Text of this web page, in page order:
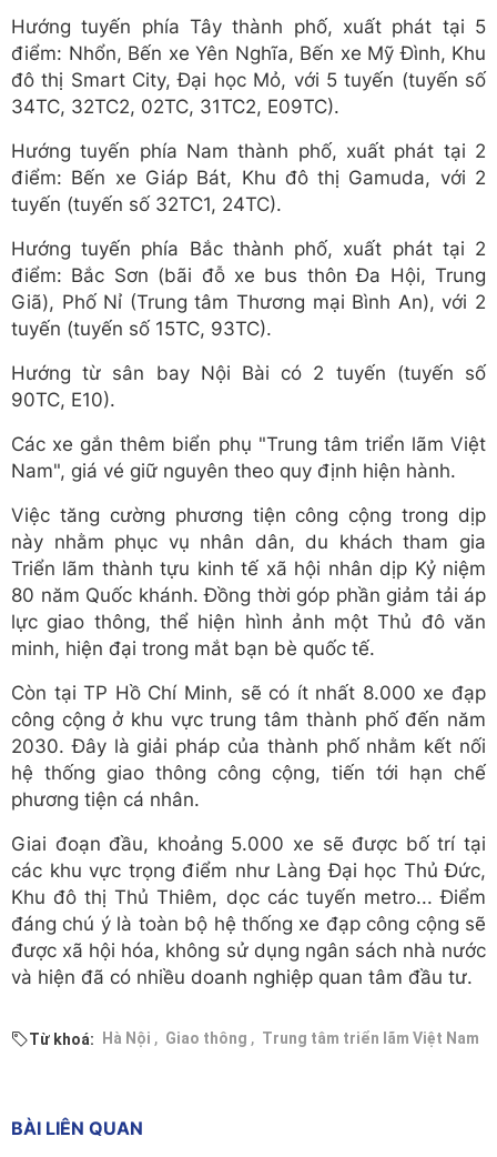
Hướng tuyến phía Tây thành phố, xuất phát tại 5
điểm: Nhổn, Bến xe Yên Nghĩa, Bến xe Mỹ Đình, Khu
đô thị Smart City, Đại học Mỏ, với 5 tuyến (tuyến số
34TC, 32TC2, 02TC, 31TC2, E09TC).
Hướng tuyến phía Nam thành phố, xuất phát tại 2
điểm: Bến xe Giáp Bát, Khu đô thị Gamuda, với 2
tuyến (tuyến số 32TC1, 24TC).
Hướng tuyến phía Bắc thành phố, xuất phát tại 2
điểm: Bắc Sơn (bãi đỗ xe bus thôn Đa Hội, Trung
Giã), Phố Nỉ (Trung tâm Thương mại Bình An), với 2
tuyến (tuyến số 15TC, 93TC).
Hướng từ sân bay Nội Bài có 2 tuyến (tuyến số
90TC, E10).
Các xe gắn thêm biển phụ "Trung tâm triển lãm Việt
Nam", giá vé giữ nguyên theo quy định hiện hành.
Việc tăng cường phương tiện công cộng trong dịp
này nhằm phục vụ nhân dân, du khách tham gia
Triển lãm thành tựu kinh tế xã hội nhân dịp Kỷ niệm
80 năm Quốc khánh. Đồng thời góp phần giảm tải áp
lực giao thông, thể hiện hình ảnh một Thủ đô văn
minh, hiện đại trong mắt bạn bè quốc tế.
Còn tại TP Hồ Chí Minh, sẽ có ít nhất 8.000 xe đạp
công cộng ở khu vực trung tâm thành phố đến năm
2030. Đây là giải pháp của thành phố nhằm kết nối
hệ thống giao thông công cộng, tiến tới hạn chế
phương tiện cá nhân.
Giai đoạn đầu, khoảng 5.000 xe sẽ được bố trí tại
các khu vực trọng điểm như Làng Đại học Thủ Đức,
Khu đô thị Thủ Thiêm, dọc các tuyến metro... Điểm
đáng chú ý là toàn bộ hệ thống xe đạp công cộng sẽ
được xã hội hóa, không sử dụng ngân sách nhà nước
và hiện đã có nhiều doanh nghiệp quan tâm đầu tư.
Từ khoá: Hà Nội , Giao thông , Trung tâm triển lãm Việt Nam
BÀI LIÊN QUAN